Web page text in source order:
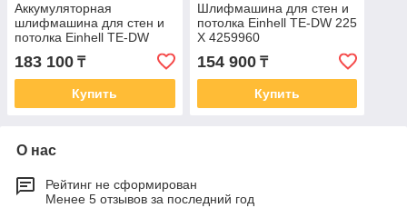
Аккумуляторная
шлифмашина для стен и
потолка Einhell TE-DW
18/225 Li-Solo 4259990
183 100 ₸
Купить
Шлифмашина для стен и
потолка Einhell TE-DW 225
X 4259960
154 900₸
Купить
О нас
Рейтинг не сформирован
Менее 5 отзывов за последний год